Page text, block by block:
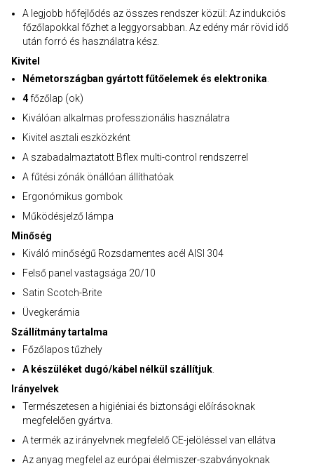
A legjobb hőfejlődés az összes rendszer közül: Az indukciós
főzőlapokkal főzhet a leggyorsabban. Az edény már rövid idő
után forró és használatra kész.
Kivitel
Németországban gyártott fűtőelemek és elektronika
4főzőlap (ok)
Kiválóan alkalmas professzionális használatra
Kivitel asztali eszközként
A szabadalmaztatott Bflex multi-control rendszerrel
A fűtési zónák önállóan állíthatóak
Ergonómikus gombok
Működésjelző lámpa
Minőség
Kiváló minőségű Rozsdamentes acél AISI 304
Felső panel vastagsága 20/10
Satin Scotch-Brite
Üvegkerámia
Szállítmány tartalma
Főzőlapos tűzhely
A készüléket dugó/kábel nélkül szállítjuk
Irányelvek
Természetesen a higiéniai és biztonsági előírásoknak
megfelelően gyártva.
A termék az irányelvnek megfelelő CE-jelöléssel van ellátva
Az anyag megfelel az európai élelmiszer-szabványoknak